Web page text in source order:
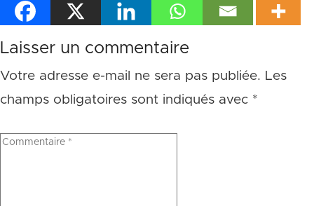
Laisser un commentaire
Votre adresse e-mail ne sera pas publiée. Les
champs obligatoires sont indiqués avec *